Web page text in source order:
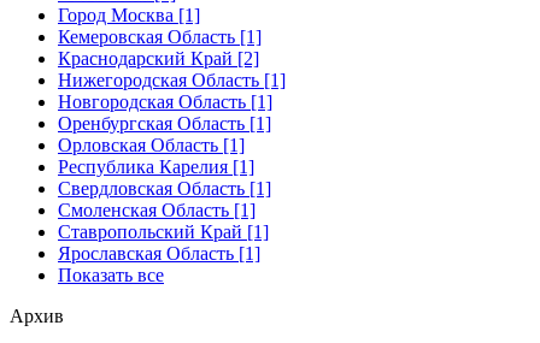
Город Москва [1]
Кемеровская Область [1]
Краснодарский Край [2]
Нижегородская Область [1]
Новгородская Область [1]
Оренбургская Область [1]
Орловская Область [1]
Республика Карелия [1]
Свердловская Область [1]
Смоленская Область [1]
Ставропольский Край [1]
Ярославская Область [1]
Показать все
Архив